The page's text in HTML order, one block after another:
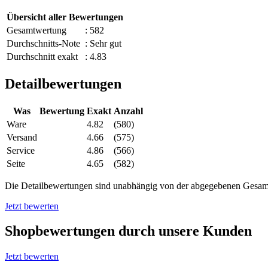
Übersicht aller Bewertungen
Gesamtwertung
: 582
Durchschnitts-Note : Sehr gut
Durchschnitt exakt
: 4.83
Detailbewertungen
Was Bewertung Exakt Anzahl
Ware
4.82
(580)
Versand
4.66
(575)
Service
4.86
(566)
Seite
4.65 (582)
Die Detailbewertungen sind unabhängig von der abgegebenen
Jetzt bewerten
Shopbewertungen durch unsere Kunden
Jetzt bewerten